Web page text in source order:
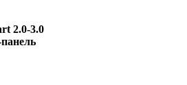
2.0-3.0